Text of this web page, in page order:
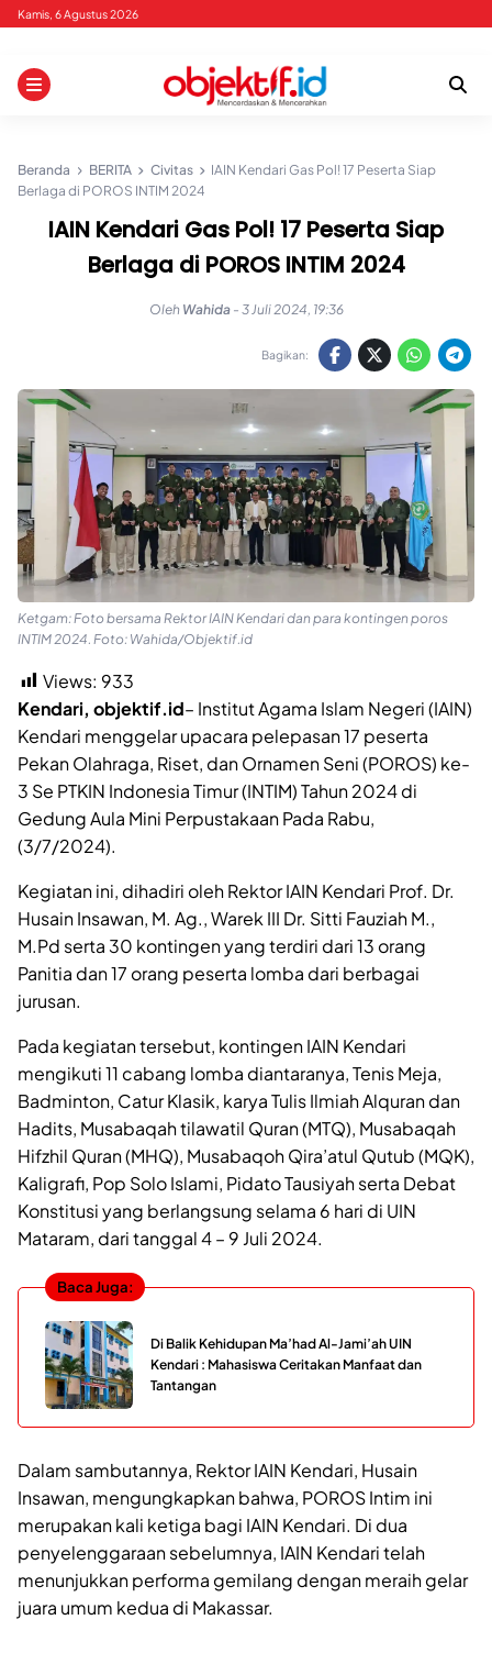
Skip
content
Kamis, 6 Agustus 2026
Beranda BERITA Civitas
IAIN Kendari Gas Pol! 17 Peserta Siap
Berlaga di POROS INTIM 2024
IAIN Kendari Gas Pol! 17 Peserta Siap
Berlaga di POROS INTIM 2024
Oleh Wahida - 3 Juli 2024, 19:36
Bagikan:
Ketgam: Foto bersama Rektor IAIN Kendari dan para kontingen poros
INTIM 2024. Foto: Wahida/Objektif.id
Views: 933
Kendari, objektif.id– Institut Agama Islam Negeri (IAIN)
Kendari menggelar upacara pelepasan 17 peserta
Pekan Olahraga, Riset, dan Ornamen Seni (POROS) ke-
3 Se PTKIN Indonesia Timur (INTIM) Tahun 2024 di
Gedung Aula Mini Perpustakaan Pada Rabu,
(3/7/2024).
Kegiatan ini, dihadiri oleh Rektor IAIN Kendari Prof. Dr.
Husain Insawan, M. Ag., Warek III Dr. Sitti Fauziah M.,
M.Pd serta 30 kontingen yang terdiri dari 13 orang
Panitia dan 17 orang peserta lomba dari berbagai
jurusan.
Pada kegiatan tersebut, kontingen IAIN Kendari
mengikuti 11 cabang lomba diantaranya, Tenis Meja,
Badminton, Catur Klasik, karya Tulis Ilmiah Alquran dan
Hadits, Musabaqah tilawatil Quran (MTQ), Musabaqah
Hifzhil Quran (MHQ), Musabaqoh Qira’atul Qutub (MQK),
Kaligrafi, Pop Solo Islami, Pidato Tausiyah serta Debat
Konstitusi yang berlangsung selama 6 hari di UIN
Mataram, dari tanggal 4 – 9 Juli 2024.
Baca Juga:
Di Balik Kehidupan Ma’had Al-Jami’ah UIN
Kendari : Mahasiswa Ceritakan Manfaat dan
Tantangan
Dalam sambutannya, Rektor IAIN Kendari, Husain
Insawan, mengungkapkan bahwa, POROS Intim ini
merupakan kali ketiga bagi IAIN Kendari. Di dua
penyelenggaraan sebelumnya, IAIN Kendari telah
menunjukkan performa gemilang dengan meraih gelar
juara umum kedua di Makassar.